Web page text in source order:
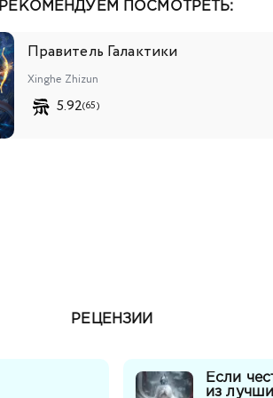
РЕКОМЕНДУЕМ ПОСМОТРЕТЬ:
Правитель Галактики
Xinghe Zhizun
5.92(65)
РЕЦЕНЗИИ
Если
из